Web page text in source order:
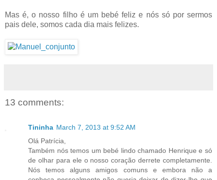
Mas é, o nosso filho é um bebé feliz e nós só por sermos
pais dele, somos cada dia mais felizes.
13 comments:
Tininha March 7, 2013 at 9:52 AM
Olá Patrícia,
Também nós temos um bebé lindo chamado Henrique e só
de olhar para ele o nosso coração derrete completamente.
Nós temos alguns amigos comuns e embora não a